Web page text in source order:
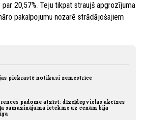
20,57%. Teju tikpat straujš apgrozījuma
pakalpojumu nozarē strādājošajiem
piekrastē notikusi zemestrīce
padome atzīst: dīzeļdegvielas akcīzes
samazinājuma ietekme uz cenām bija